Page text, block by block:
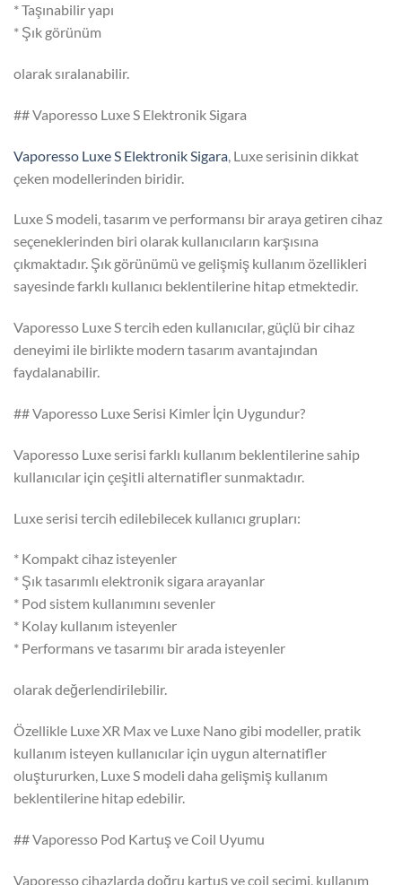
* Taşınabilir yapı
* Şık görünüm
olarak sıralanabilir.
## Vaporesso Luxe S Elektronik Sigara
Vaporesso Luxe S Elektronik Sigara , Luxe serisinin dikkat
çeken modellerinden biridir.
Luxe S modeli, tasarım ve performansı bir araya getiren cihaz
seçeneklerinden biri olarak kullanıcıların karşısına
çıkmaktadır. Şık görünümü ve gelişmiş kullanım özellikleri
sayesinde farklı kullanıcı beklentilerine hitap etmektedir.
Vaporesso Luxe S tercih eden kullanıcılar, güçlü bir cihaz
deneyimi ile birlikte modern tasarım avantajından
faydalanabilir.
## Vaporesso Luxe Serisi Kimler İçin Uygundur?
Vaporesso Luxe serisi farklı kullanım beklentilerine sahip
kullanıcılar için çeşitli alternatifler sunmaktadır.
Luxe serisi tercih edilebilecek kullanıcı grupları:
* Kompakt cihaz isteyenler
* Şık tasarımlı elektronik sigara arayanlar
* Pod sistem kullanımını sevenler
* Kolay kullanım isteyenler
* Performans ve tasarımı bir arada isteyenler
olarak değerlendirilebilir.
Özellikle Luxe XR Max ve Luxe Nano gibi modeller, pratik
kullanım isteyen kullanıcılar için uygun alternatifler
oluştururken, Luxe S modeli daha gelişmiş kullanım
beklentilerine hitap edebilir.
## Vaporesso Pod Kartuş ve Coil Uyumu
Vaporesso cihazlarda doğru kartuş ve coil seçimi, kullanım